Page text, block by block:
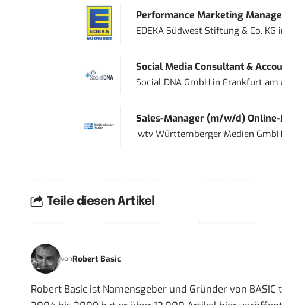
Performance Marketing
EDEKA Südwest Stiftung & Co. KG
Social Media Consultant &
Social DNA GmbHin Frankfurt am
Sales-Manager (m/w/d)
.wtv Württemberger Medien GmbH
Teile diesen Artikel
vonRobert Basic
Robert Basic ist Namensgeber und Gründer von